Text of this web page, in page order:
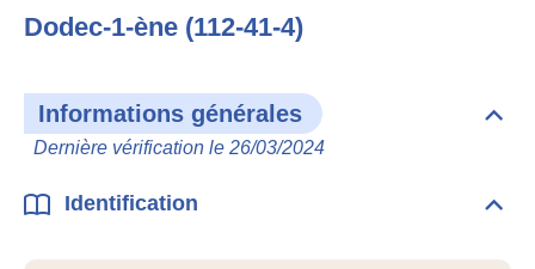
Données
Dodec-1-ène (112-41-4)
Informations générales
Dernière vérification le 26/03/2024
Identification